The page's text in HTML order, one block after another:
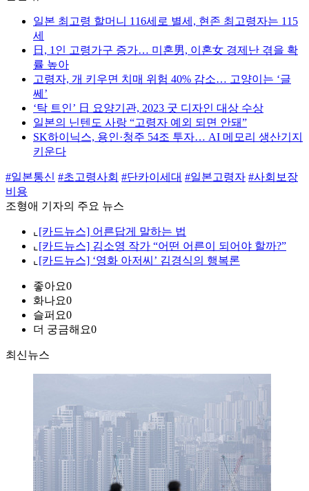
일본 최고령 할머니 116세로 별세, 현존 최고령자는 115
세
日, 1인 고령가구 증가… 미혼男, 이혼女 경제난 겪을 확
률 높아
고령자, 개 키우면 치매 위험 40% 감소… 고양이는 ‘글
쎄’
‘탁 트인’ 日 요양기관, 2023 굿 디자인 대상 수상
일본의 닌텐도 사랑 “고령자 예외 되면 안돼”
SK하이닉스, 용인·청주 54조 투자… AI 메모리 생산기지
키운다
#일본통신 #초고령사회 #단카이세대 #일본고령자 #사회보장
비용
조형애 기자의 주요 뉴스
⌞ [카드뉴스] 어른답게 말하는 법
⌞ [카드뉴스] 김소영 작가 “어떤 어른이 되어야 할까?”
⌞ [카드뉴스] ‘영화 아저씨’ 김경식의 행복론
좋아요0
화나요0
슬퍼요0
더 궁금해요0
최신뉴스